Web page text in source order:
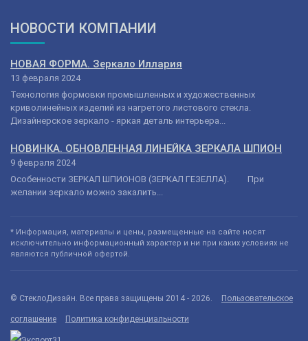
НОВОСТИ КОМПАНИИ
НОВАЯ ФОРМА. Зеркало Иллария
13 февраля 2024
Технология формовки промышленных и художественных
криволинейных изделий из нагретого листового стекла.
Дизайнерское зеркало - яркая деталь интерьера...
НОВИНКА. ОБНОВЛЕННАЯ ЛИНЕЙКА ЗЕРКАЛА ШПИОН
9 февраля 2024
Особенности ЗЕРКАЛ ШПИОНОВ (ЗЕРКАЛ ГЕЗЕЛЛА). При
желании зеркало можно закалить...
* Информация, материалы и цены, размещенные на сайте носят
исключительно информационный характер и ни при каких условиях не
являются публичной офертой.
© СтеклоДизайн. Все права защищены 2014 - 2026. Пользовательское
соглашение Политика конфиденциальности